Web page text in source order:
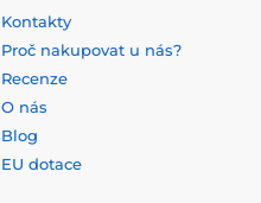
Kontakty
Proč nakupovat u nás?
Recenze
O nás
Blog
EU dotace